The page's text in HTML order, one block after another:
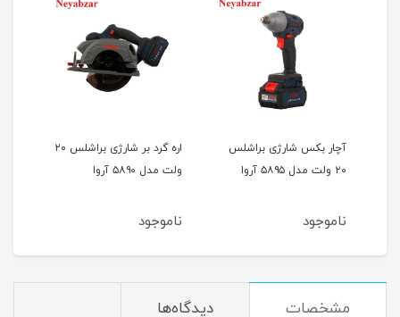
آچار بکس شارژی براشلس
۲۰ ولت مدل ۵۸۹۵ آروا
ناموجود
اره گرد بر شارژی براشلس ۲۰
ولت مدل ۵۸۹۰ آروا
ناموجود
مشخصات دیدگاه‌ها